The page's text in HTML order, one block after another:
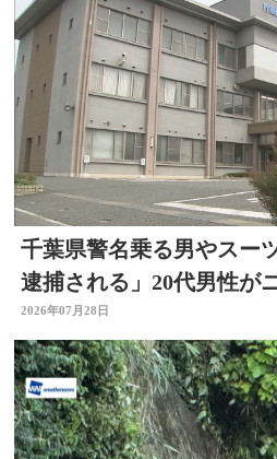
千葉県警名乗る男やスー
逮捕される」20代男性が
円被害 大分
2026年07月28日